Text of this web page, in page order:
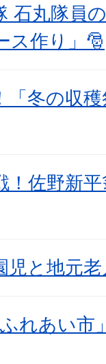
石丸隊員
ス作り」🎅
「冬の収
！佐野新
児と地元
れあい市